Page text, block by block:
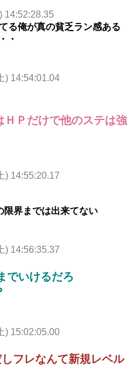
14:52:28.35
る俺が真の貧乏ラン感ある
・
) 14:54:01.04
ＨＰだけで他のステは強
) 14:55:20.17
限界までは出来てない
) 14:56:35.37
でいけるだろ
) 15:02:05.00
フレなんて新規レベル